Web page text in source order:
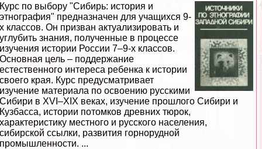
Курс по выбору "Сибирь: история и
этнография" предназначен для учащихся 9-
х классов. Он призван актуализировать и
углубить знания, полученные в процессе
изучения истории России 7–9-х классов.
Основная цель – поддержание
естественного интереса ребенка к истории
своего края. Курс предусматривает
изучение материала по освоению русскими
Сибири в XVI–XIX веках, изучение прошлого Сибири и
Кузбасса, истории потомков древних тюрок,
хаpaктеристику местного и русского населения,
сибирской ссылки, развития горнорудной
промышленности. ...